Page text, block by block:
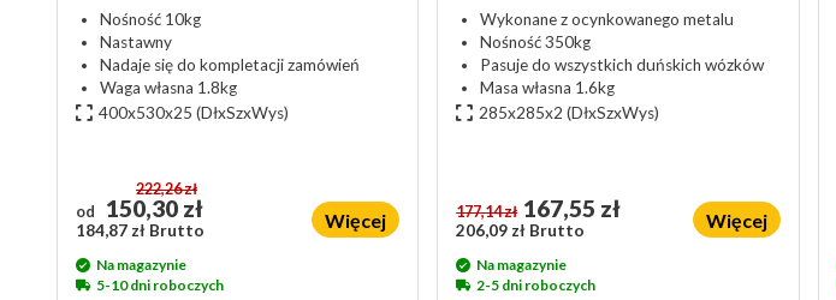
Nośność 10kg
Nastawny
Nadaje się do kompletacji zamówień
Waga własna 1.8kg
400x530x25 (DłxSzxWys)
od
222,26 zł
150,30 zł
184,87 zł Brutto Więcej
Na magazynie
5-10 dni roboczych
Wykonane z ocynkowanego metalu
Nośność 350kg
Pasuje do wszystkich duńskich wózków
Masa własna 1.6kg
285x285x2 (DłxSzxWys)
177,14 zł 167,55 zł
206,09 zł Brutto Więcej
Na magazynie
2-5 dni roboczych